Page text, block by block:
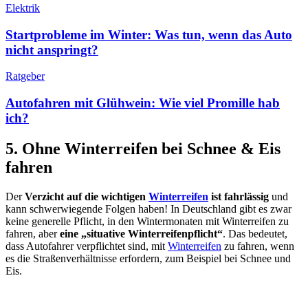
Elektrik
Startprobleme im Winter: Was tun, wenn das Auto
nicht anspringt?
Ratgeber
Autofahren mit Glühwein: Wie viel Promille hab
ich?
5. Ohne Winterreifen bei Schnee & Eis
fahren
DerVerzicht auf die wichtigen Winterreifen ist fahrlässig und
kann schwerwiegende Folgen haben! In Deutschland gibt es zwar
keine generelle Pflicht, in den Wintermonaten mit Winterreifen zu
fahren, abereine „situative Winterreifenpflicht“. Das bedeutet,
dass Autofahrer verpflichtet sind, mit Winterreifen zu fahren, wenn
es die Straßenverhältnisse erfordern, zum Beispiel bei Schnee und
Eis.